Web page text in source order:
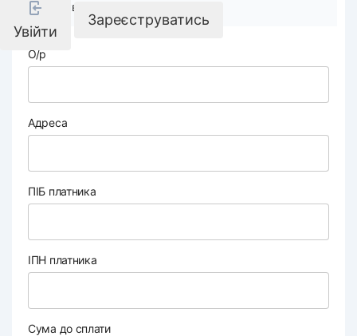
Увійти
Зареєструватись
Реквізити компанії
О/р
Адреса
ПІБ платника
ІПН платника
Сума до сплати